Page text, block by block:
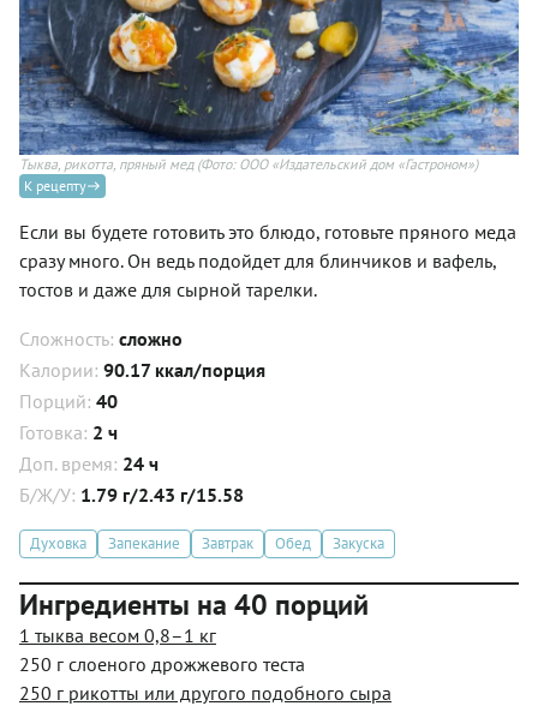
Тыква, рикотта, пряный мед(Фото: ООО «Издательский дом «Гастроном»)
К рецепту
Если вы будете готовить это блюдо, готовьте пряного меда
сразу много. Он ведь подойдет для блинчиков и вафель,
тостов и даже для сырной тарелки.
Сложность: сложно
Калории: 90.17 ккал/порция
Порций: 40
Готовка: 2 ч
Доп. время: 24 ч
Б/Ж/У: 1.79 г/2.43 г/15.58
Духовка Запекание Завтрак Обед Закуска
Ингредиенты на 40 порций
1 тыква весом 0,8–1 кг
250 г слоеного дрожжевого теста
250 г рикотты или другого подобного сыра